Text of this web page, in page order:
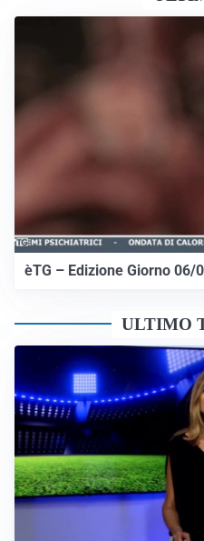
èTG – Edizione Giorno 06/
ULTIMO